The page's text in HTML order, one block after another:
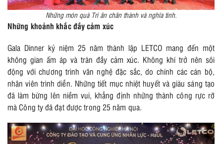
Những món quà Tri ân chân thành và nghĩa tình.
Những khoảnh khắc đầy cảm xúc
Gala Dinner kỷ niệm 25 năm thành lập LETCO mang đến một
không gian ấm áp và tràn đầy cảm xúc. Không khí trở nên sôi
động với chương trình văn nghệ đặc sắc, do chính các cán bộ,
nhân viên trình diễn. Những tiết mục nhiệt huyết và giàu sáng tạo
đã làm bừng lên niềm vui, khẳng định những thành công rực rỡ
mà Công ty đã đạt được trong 25 năm qua.